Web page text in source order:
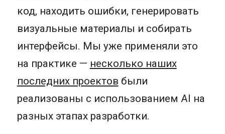
код, находить ошибки, генерировать
визуальные материалы и собирать
интерфейсы. Мы уже применяли это
на практике — несколько наших
последних проектов были
реализованы с использованием AI на
разных этапах разработки.